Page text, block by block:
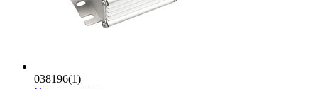
038196(1)